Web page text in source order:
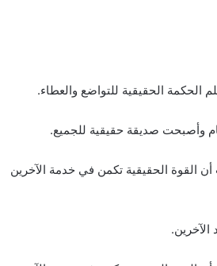
الحكمة الحقيقية للتواضع والعطاء.
وأصبحت صديقة حقيقية للجميع.
القوة الحقيقية تكمن في خدمة الآخرين
الآخرين.